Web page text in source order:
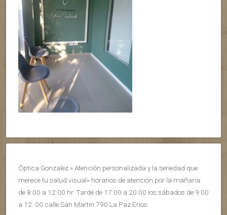
Óptica Gonzalez » Atención personalizada y la seriedad que
merece tu salud visual» horarios de atención por la mañana:
de 8:00 a 12:00 hr. Tarde de 17:00 a 20:00 los sábados de 9:00
a 12: 00 calle San Martin 790 La Paz Erios.